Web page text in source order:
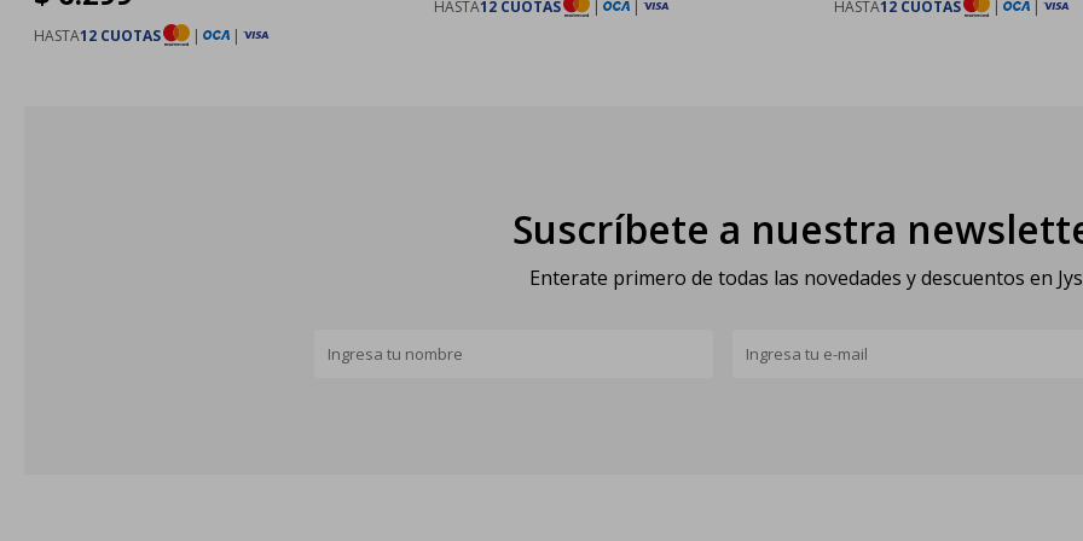
HASTA12 CUOTAS | |
HASTA12 CUOTAS | | HASTA12 CUOTAS | |
Suscríbete a nuestra
Enterate primero de todas las novedades y descuentos en